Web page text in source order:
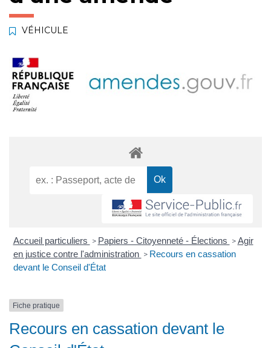
VÉHICULE
Accueil particuliers > Papiers - Citoyenneté - Élections > Agir
en justice contre l'administration > Recours en cassation
devant le Conseil d'État
Fiche pratique
Recours en cassation devant le